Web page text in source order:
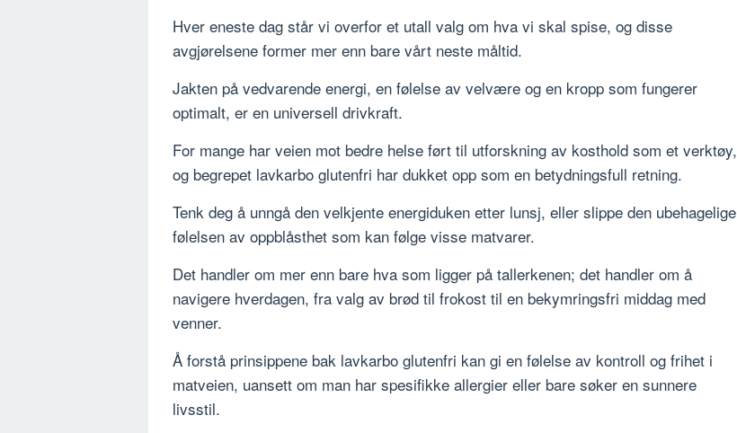
Hver eneste dag står vi overfor et utall valg om hva vi skal spise, og disse
avgjørelsene former mer enn bare vårt neste måltid.
Jakten på vedvarende energi, en følelse av velvære og en kropp som fungerer
optimalt, er en universell drivkraft.
For mange har veien mot bedre helse ført til utforskning av kosthold som et verktøy,
og begrepet lavkarbo glutenfri har dukket opp som en betydningsfull retning.
Tenk deg å unngå den velkjente energiduken etter lunsj, eller slippe den ubehagelige
følelsen av oppblåsthet som kan følge visse matvarer.
Det handler om mer enn bare hva som ligger på tallerkenen; det handler om å
navigere hverdagen, fra valg av brød til frokost til en bekymringsfri middag med
venner.
Å forstå prinsippene bak lavkarbo glutenfri kan gi en følelse av kontroll og frihet i
matveien, uansett om man har spesifikke allergier eller bare søker en sunnere
livsstil.